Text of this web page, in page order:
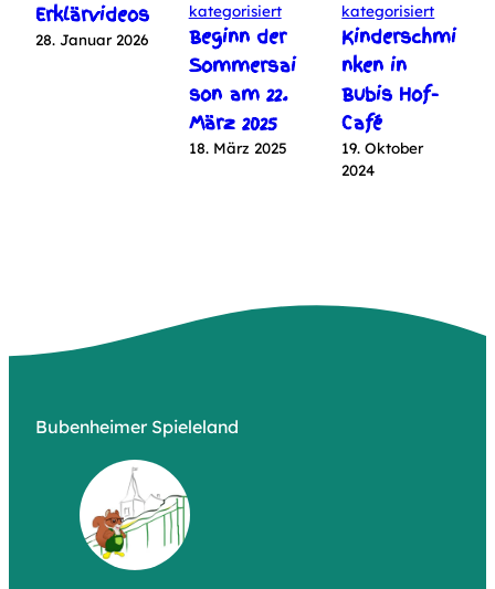
Erklärvideos
28. Januar 2026
kategorisiert
Beginn der
Sommersai
son am 22.
März 2025
18. März 2025
kategorisiert
Kinderschmi
nken in
Bubis Hof-
Café
19. Oktober
2024
Bubenheimer Spieleland